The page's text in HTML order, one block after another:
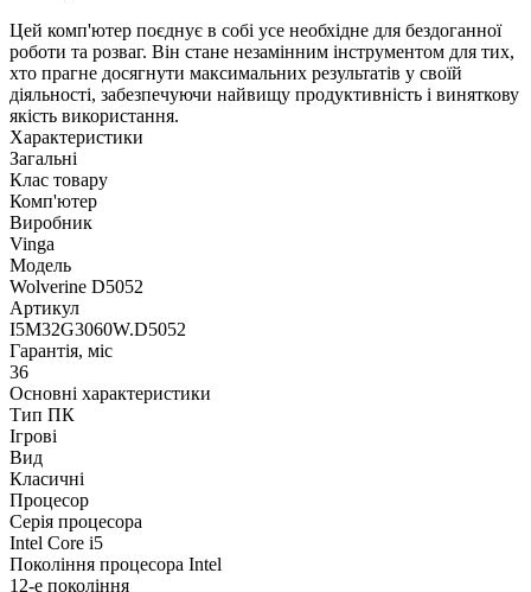
Цей комп'ютер поєднує в собі усе необхідне для бездоганної
роботи та розваг. Він стане незамінним інструментом для тих,
хто прагне досягнути максимальних результатів у своїй
діяльності, забезпечуючи найвищу продуктивність і виняткову
якість використання.
Характеристики
Загальні
Клас товару
Комп'ютер
Виробник
Vinga
Модель
Wolverine D5052
Артикул
I5M32G3060W.D5052
Гарантія, міс
36
Основні характеристики
Тип ПК
Ігрові
Вид
Класичні
Процесор
Серія процесора
Intel Core i5
Покоління процесора Intel
12-е покоління